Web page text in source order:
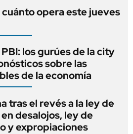
cuánto opera este jueves
los gurúes de la city
sobre las
de la economía
tras el revés a la ley de
desalojos, ley de
y expropiaciones